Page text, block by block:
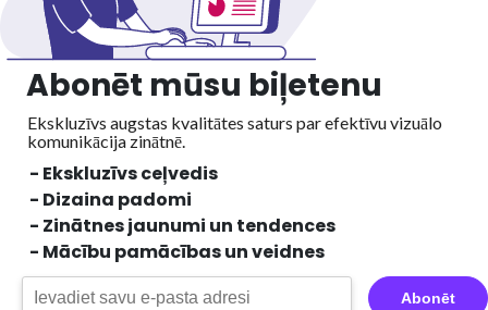
Abonēt mūsu biļetenu
Ekskluzīvs augstas kvalitātes saturs par efektīvu vizuālo
komunikācija zinātnē.
- Ekskluzīvs ceļvedis
- Dizaina padomi
- Zinātnes jaunumi un tendences
- Mācību pamācības un veidnes
Abonēt